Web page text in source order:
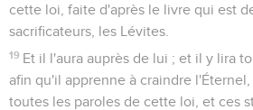
cette loi, faite d'après le livre qui est
sacrificateurs, les Lévites.
19 Et il l'aura auprès de lui ; et il y lira
afin qu'il apprenne à craindre
toutes les paroles de cette loi, et ces